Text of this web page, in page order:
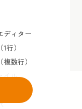
ディター
行）
数行）
イル
択